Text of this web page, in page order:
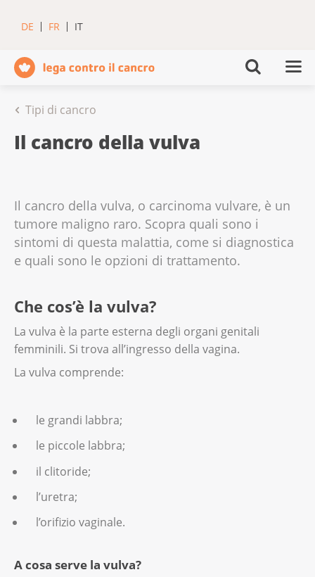
DE FR IT
Tipi di cancro
Il cancro della vulva
Il cancro della vulva, o carcinoma vulvare, è un
tumore maligno raro. Scopra quali sono i
sintomi di questa malattia, come si diagnostica
e quali sono le opzioni di trattamento.
Che cos’è la vulva?
La vulva è la parte esterna degli organi genitali
femminili. Si trova all’ingresso della vagina.
La vulva comprende:
le grandi labbra;
le piccole labbra;
il clitoride;
l’uretra;
l’orifizio vaginale.
A cosa serve la vulva?